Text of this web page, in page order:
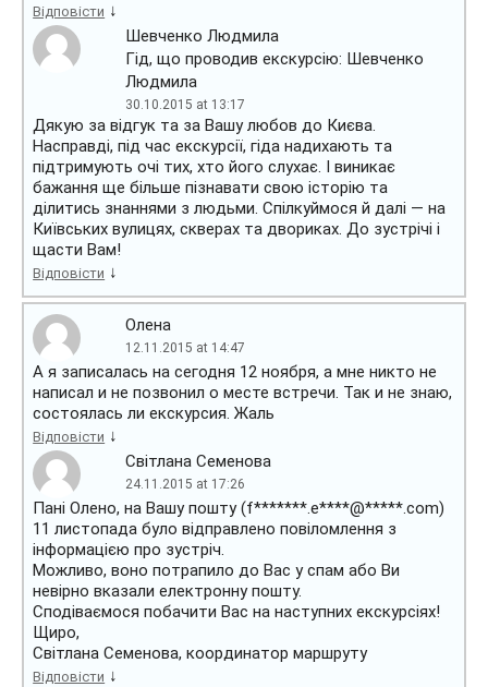
Відповісти ↓
Шевченко Людмила
Гід, що проводив екскурсію: Шевченко
Людмила
30.10.2015 at 13:17
Дякую за відгук та за Вашу любов до Києва.
Насправді, під час екскурсії, гіда надихають та
підтримують очі тих, хто його слухає. І виникає
бажання ще більше пізнавати свою історію та
ділитись знаннями з людьми. Спілкуймося й далі — на
Київських вулицях, скверах та двориках. До зустрічі і
щасти Вам!
Відповісти ↓
Олена
12.11.2015 at 14:47
А я записалась на сегодня 12 ноября, а мне никто не
написал и не позвонил о месте встречи. Так и не знаю,
состоялась ли екскурсия. Жаль
Відповісти ↓
Світлана Семенова
24.11.2015 at 17:26
Пані Олено, на Вашу пошту (f*******.e****@*****.com)
11 листопада було відправлено повіломлення з
інформацією про зустріч.
Можливо, воно потрапило до Вас у спам або Ви
невірно вказали електронну пошту.
Сподіваємося побачити Вас на наступних екскурсіях!
Щиро,
Світлана Семенова, координатор маршруту
Відповісти ↓